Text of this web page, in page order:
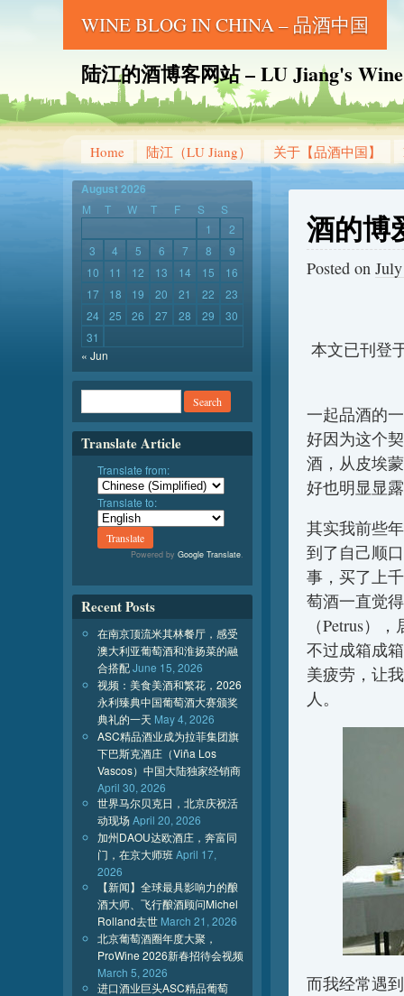
WINE BLOG IN CHINA – 品酒中国
陆江的酒博客网站 – LU Jiang's
Home 陆江（LU Jiang） 关于【品酒中国】
酒的博
Posted on
本文已刊登
一起品酒的
好因为这个
酒，从皮埃
好也明显显
其实我前些
到了自己顺
事，买了上
萄酒一直觉
（Petrus）
不过成箱成
美疲劳，让
人。
而我经常遇
August 2026
M T W T F S
S
1
2
3
4 5 6 7 8
9
10
11 12 13 14 15
16
17
18 19 20 21 22
23
24
25 26 27 28 29
30
31
« Jun
Translate Article
Translate from:
Translate to:
Powered by Google Translate.
Recent Posts
在南京顶流米其林餐厅，感受
澳大利亚葡萄酒和淮扬菜的融
合搭配June 15, 2026
视频：美食美酒和繁花，2026
永利臻典中国葡萄酒大赛颁奖
典礼的一天 May 4, 2026
ASC精品酒业成为拉菲集团旗
下巴斯克酒庄（Viña Los
Vascos）中国大陆独家经销商
April 30, 2026
世界马尔贝克日，北京庆祝活
动现场April 20, 2026
加州DAOU达欧酒庄，奔富同
门，在京大师班 April 17,
2026
【新闻】全球最具影响力的酿
酒大师、飞行酿酒顾问Michel
Rolland去世 March 21, 2026
北京葡萄酒圈年度大聚，
ProWine 2026新春招待会视频
March 5, 2026
进口酒业巨头ASC精品葡萄